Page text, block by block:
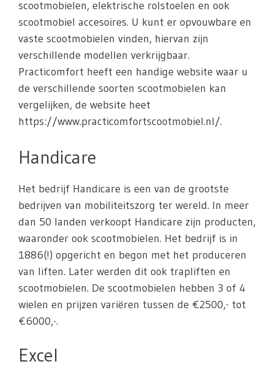
scootmobielen, elektrische rolstoelen en ook
scootmobiel accesoires. U kunt er opvouwbare en
vaste scootmobielen vinden, hiervan zijn
verschillende modellen verkrijgbaar.
Practicomfort heeft een handige website waar u
de verschillende soorten scootmobielen kan
vergelijken, de website heet
https://www.practicomfortscootmobiel.nl/.
Handicare
Het bedrijf Handicare is een van de grootste
bedrijven van mobiliteitszorg ter wereld. In meer
dan 50 landen verkoopt Handicare zijn producten,
waaronder ook scootmobielen. Het bedrijf is in
1886(!) opgericht en begon met het produceren
van liften. Later werden dit ook trapliften en
scootmobielen. De scootmobielen hebben 3 of 4
wielen en prijzen variëren tussen de €2500,- tot
€6000,-.
Excel